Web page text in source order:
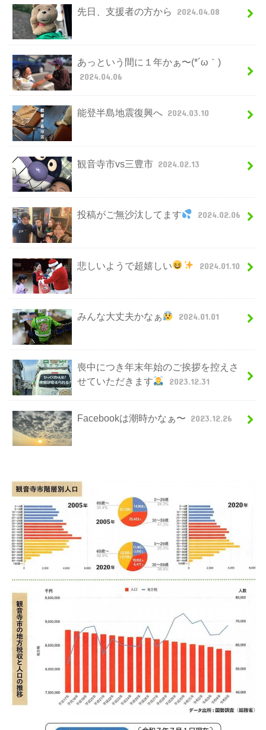
先日、支援者の方から 2024.04.08
あっという間に１年かぁ〜(*´ω｀)
2024.04.06
能登半島地震復興へ 2024.03.10
観音寺市vs三豊市 2024.02.13
投稿がご無沙汰してます 2024.02.06
悲しいようで超嬉しい 2024.01.10
みんな大丈夫かなぁ 2024.01.01
喪中につき年末年始のご挨拶を控えさ
せていただきます
2023.12.31
Facebookは潮時かなぁ〜 2023.12.26